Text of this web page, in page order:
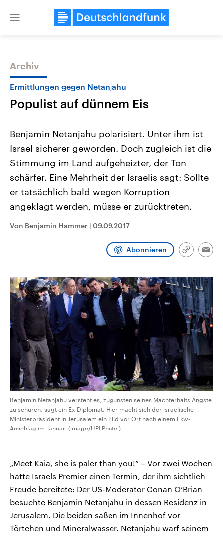
Close
Themen
Landtagswahl Sachsen-Anhalt
2026
Alle Informationen
Sachsen-Anhalt wählt am 6.
September 2026 einen neuen
Landtag. Seit 2021 wird das
Bundesland von einer Koalition aus
CDU, SPD und FDP regiert.-
Wahlprogramme, aktuelle Berichte
und Hintergründe zu den Parteien
Aktuelle Beiträge,
Hintergründe
Wirtschaftlich und
gehören die Vereinigten
Programm Podcasts
Audio-Archiv
Archiv
Ermittlungen gegen Netanjahu
Populist auf dünnem Eis
Benjamin Netanjahu polarisiert. Unter ihm ist
Israel sicherer geworden. Doch zugleich ist die
Stimmung im Land aufgeheizter, der Ton
schärfer. Eine Mehrheit der Israelis sagt: Sollte
er tatsächlich bald wegen Korruption
angeklagt werden, müsse er zurücktreten.
Von Benjamin Hammer | 09.09.2017
Abonnieren
Link
Benjamin Netanjahu versteht es, zugunsten seines Machterhalts Ängste
zu schüren, sagt ein Ex-Diplomat. Hier macht sich der israelische
Ministerpräsident in Jerusalem ein Bild vor Ort nach einem Lkw-
Anschlag im Januar. (imago/UPI Photo )
„Meet Kaia, she is paler than you!“ – Vor zwei Wochen
hatte Israels Premier einen Termin, der ihm sichtlich
Freude bereitete: Der US-Moderator Conan O’Brian
besuchte Benjamin Netanjahu in dessen Residenz in
Jerusalem. Die beiden saßen im Innenhof vor
Törtchen und Mineralwasser. Netanjahu warf seinem